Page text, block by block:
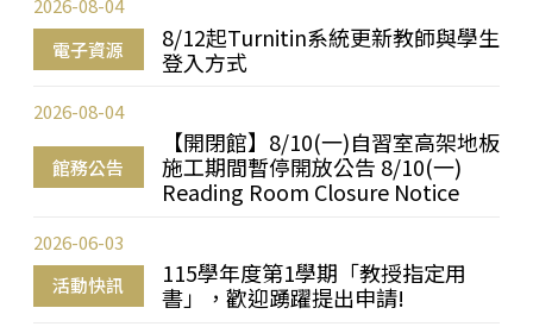
電子資源
8/12起Turnitin系統更新教師與學生
登入方式
2026-08-04
館務公告
【開閉館】8/10(一)自習室高架地板
施工期間暫停開放公告 8/10(一)
Reading Room Closure Notice
2026-08-04
活動快訊
115學年度第1學期「教授指定用
書」，歡迎踴躍提出申請!
2026-06-03